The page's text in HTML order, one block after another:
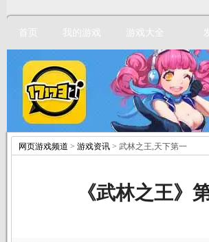
首页 我的游戏 游戏大全
网页游戏频道 > 游戏资讯 > 武林之王,天下第一
《武林之王》
立